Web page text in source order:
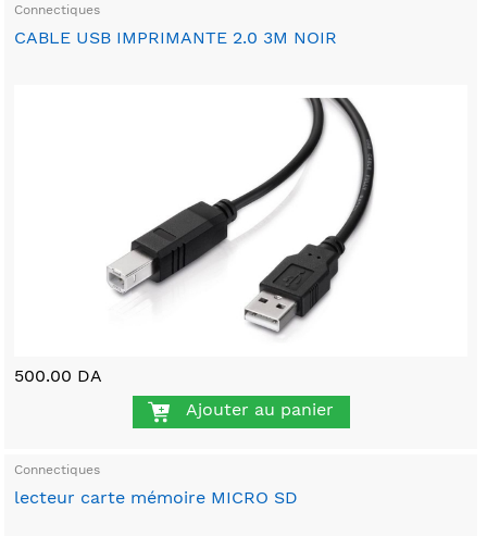
Connectiques
CABLE USB IMPRIMANTE 2.0 3M NOIR
500.00 DA
Ajouter au panier
Connectiques
lecteur carte mémoire MICRO SD